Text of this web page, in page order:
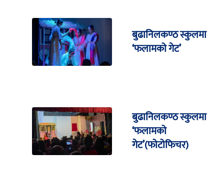
बुढानिलकण्ठ स्कुलमा
‘फलामको गेट’
बुढानिलकण्ठ स्कुलमा
‘फलामको
गेट’(फोटोफिचर)